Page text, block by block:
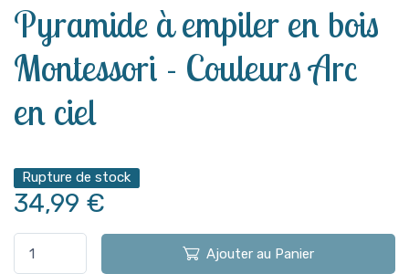
Pyramide à empiler en bois
Montessori - Couleurs Arc
en ciel
Rupture de stock
34,99 €
Ajouter au Panier